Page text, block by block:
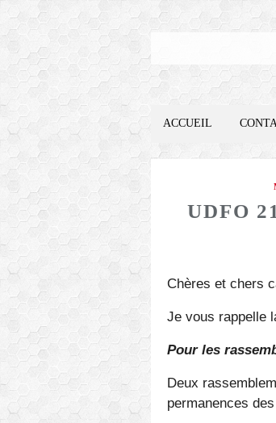
ACCUEIL
UDFO
Chères et chers
Je vous rappelle
Pour les
Deux
permanences